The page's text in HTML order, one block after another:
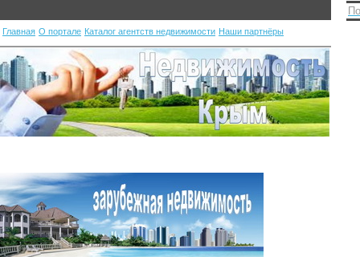
Главная О портале Каталог агентств недвижимости Наши партнёры